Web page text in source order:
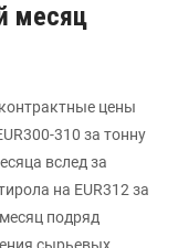
месяц
цены
310 за тонну
вслед за
на EUR312 за
подряд